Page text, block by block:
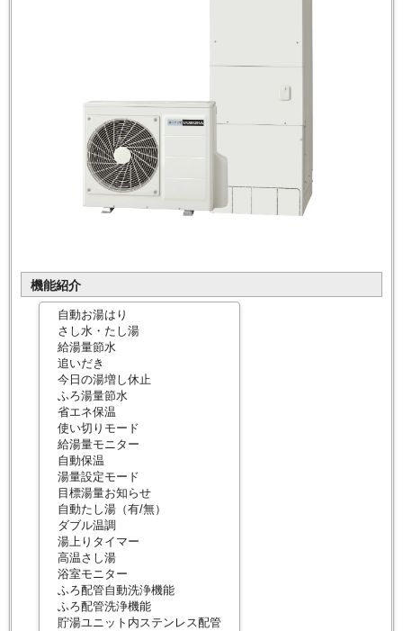
機能紹介
自動お湯はり
さし水・たし湯
給湯量節水
追いだき
今日の湯増し休止
ふろ湯量節水
省エネ保温
使い切りモード
給湯量モニター
自動保温
湯量設定モード
目標湯量お知らせ
自動たし湯（有/無）
ダブル温調
湯上りタイマー
高温さし湯
浴室モニター
ふろ配管自動洗浄機能
ふろ配管洗浄機能
貯湯ユニット内ステンレス配管